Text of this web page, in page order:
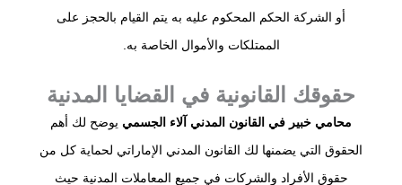
أو الشركة الحكم المحكوم عليه به يتم القيام بالحجز على
الممتلكات والأموال الخاصة به.
حقوقك القانونية في القضايا المدنية
محامي خبير في القانون المدني آلاء الجسمي يوضح لك أهم
الحقوق التي يضمنها لك القانون المدني الإماراتي لحماية كل من
حقوق الأفراد والشركات في جميع المعاملات المدنية حيث